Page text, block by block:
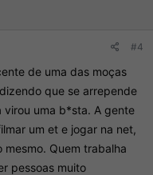
#4
de uma das moças
que se arrepende
virou uma b*sta. A gente
um et e jogar na net,
Quem trabalha
pessoas muito